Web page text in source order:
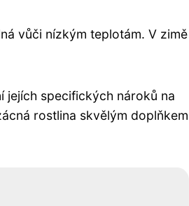
vůči nízkým teplotám. V zimě
jejích specifických nároků na
rostlina skvělým doplňkem